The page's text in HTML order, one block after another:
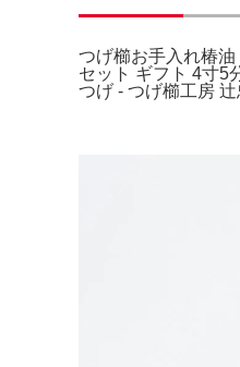
つげ櫛お手入れ椿
セット ギフト 4寸5
つげ - つげ櫛工房